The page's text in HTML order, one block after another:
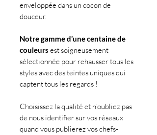
enveloppée dans un cocon de
douceur.
Notre gamme d’une centaine de
couleurs est soigneusement
sélectionnée pour rehausser tous les
styles avec des teintes uniques qui
captent tous les regards !
Choisissez la qualité et n’oubliez pas
de nous identifier sur vos réseaux
quand vous publierez vos chefs-